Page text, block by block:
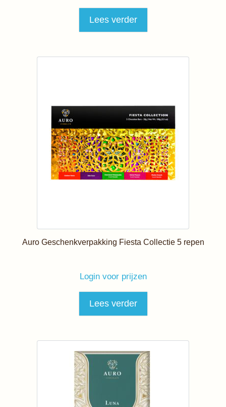
Lees verder
Auro Geschenkverpakking Fiesta Collectie 5 repen
Login voor prijzen
Lees verder